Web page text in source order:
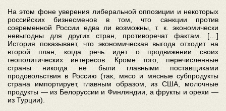
На этом фоне уверения либеральной оппозиции и некоторых
российских бизнесменов в том, что санкции против
современной России едва ли возможны, т. к. экономически
невыгодны для других стран, противоречат фактам. […]
История показывает, что экономическая выгода отходит на
второй план, когда речь идет о продвижении своих
геополитических интересов. Кроме того, перечисленные
страны никогда не были главными поставщиками
продовольствия в Россию (так, мясо и мясные субпродукты
страна импортирует, главным образом, из США, молочные
продукты — из Белоруссии и Финляндии, а фрукты и орехи —
из Турции).